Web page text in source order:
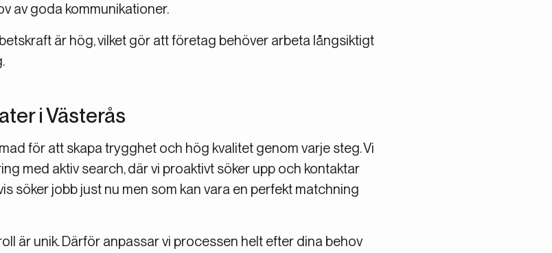
av goda kommunikationer.
är hög, vilket gör att företag behöver arbeta långsiktigt
i Västerås
för att skapa trygghet och hög kvalitet genom varje steg. Vi
med aktiv search, där vi proaktivt söker upp och kontaktar
söker jobb just nu men som kan vara en perfekt matchning
är unik. Därför anpassar vi processen helt efter dina behov